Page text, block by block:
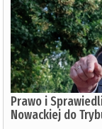
Prawo i
Nowackiej do